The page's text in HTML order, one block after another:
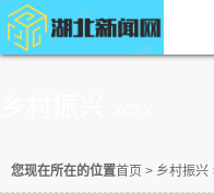
您现在所在的位置首页 > 乡村振兴